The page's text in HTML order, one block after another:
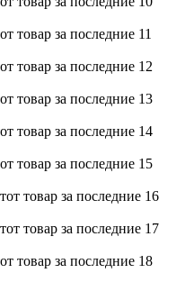
товар за последние 11
товар за последние 12
товар за последние 13
товар за последние 14
товар за последние 15
товар за последние 16
товар за последние 17
товар за последние 18